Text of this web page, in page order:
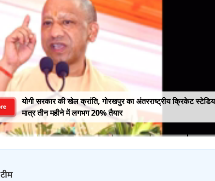
योगी सरकार की खेल क्रांति, गोरखपुर का अंतरराष्ट्रीय क्रिकेट
मात्र तीन महीने में लगभग 20% तैयार